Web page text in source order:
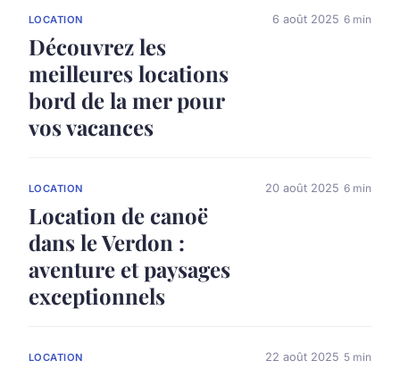
LOCATION
Découvrez les
meilleures locations
bord de la mer pour
vos vacances
6 août 2025 6 min
LOCATION
Location de canoë
dans le Verdon :
aventure et paysages
exceptionnels
20 août 2025 6 min
LOCATION 22 août 2025 5 min